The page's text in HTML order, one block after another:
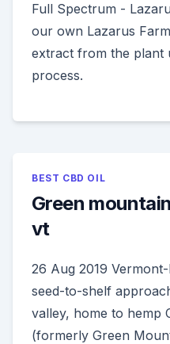
Full Spectrum -
our own Lazarus
extract from the plant
process.
BEST CBD OIL
Green
vt
26 Aug 2019
seed-to-shelf
valley, home to hemp
(formerly Green